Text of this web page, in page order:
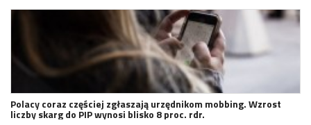
Polacy coraz częściej zgłaszają urzędnikom mobbing. Wzrost
liczby skarg do PIP wynosi blisko 8 proc. rdr.